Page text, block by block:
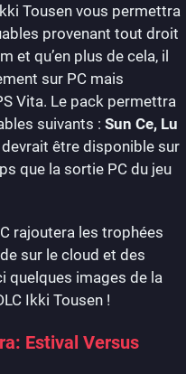
Tousen vous permettra
provenant tout droit
et qu’en plus de cela, il
sur PC mais
Vita. Le pack permettra
suivants : Sun Ce, Lu
être disponible sur
que la sortie PC du jeu
rajoutera les trophées
sur le cloud et des
quelques images de la
Ikki Tousen !
Estival Versus